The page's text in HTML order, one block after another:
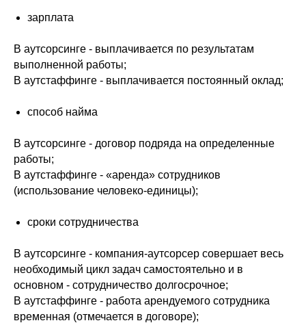
зарплата
В аутсорсинге - выплачивается по результатам
выполненной работы;
В аутстаффинге - выплачивается постоянный оклад;
способ найма
В аутсорсинге - договор подряда на определенные
работы;
В аутстаффинге - «аренда» сотрудников
(использование человеко-единицы);
сроки сотрудничества
В аутсорсинге - компания-аутсорсер совершает весь
необходимый цикл задач самостоятельно и в
основном - сотрудничество долгосрочное;
В аутстаффинге - работа арендуемого сотрудника
временная (отмечается в договоре);